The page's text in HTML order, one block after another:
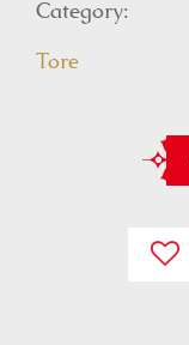
Category:
Tore